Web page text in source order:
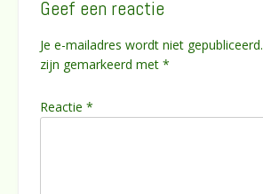
Geef een reactie
Je e-mailadres wordt niet gepubliceerd.
zijn gemarkeerd met *
Reactie *